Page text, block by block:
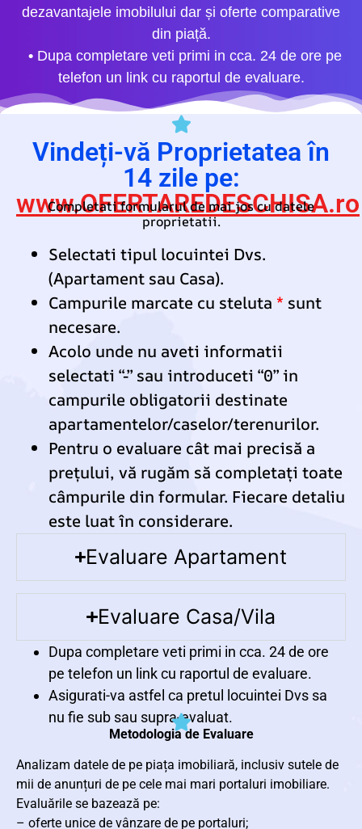
dezavantajele imobilului dar și oferte comparative
din piață.
• Dupa completare veti primi in cca. 24 de ore pe
telefon un link cu raportul de evaluare.
Vindeți-vă Proprietatea în
14 zile pe:
www.OFERTAREDESCHISA.ro
Completati formularul de mai jos cu datele
proprietatii.
Selectati tipul locuintei Dvs.
(Apartament sau Casa).
Campurile marcate cu steluta * sunt
necesare.
Acolo unde nu aveti informatii
selectati “-” sau introduceti “0” in
campurile obligatorii destinate
apartamentelor/caselor/terenurilor.
Pentru o evaluare cât mai precisă a
prețului, vă rugăm să completați toate
câmpurile din formular. Fiecare detaliu
este luat în considerare.
Evaluare Apartament
Evaluare Casa/Vila
Dupa completare veti primi in cca. 24 de ore
pe telefon un link cu raportul de evaluare.
Asigurati-va astfel ca pretul locuintei Dvs sa
nu fie sub sau supra-evaluat.
Metodologia de Evaluare
Analizam datele de pe piața imobiliară, inclusiv sutele de
mii de anunțuri de pe cele mai mari portaluri imobiliare.
Evaluările se bazează pe:
– oferte unice de vânzare de pe portaluri;